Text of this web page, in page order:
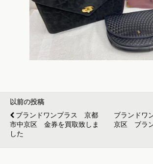
以前の投稿
ブランドワンプラス 京都
市中京区 金券を買取致しま
した
ブランドワ
京区 ブラ